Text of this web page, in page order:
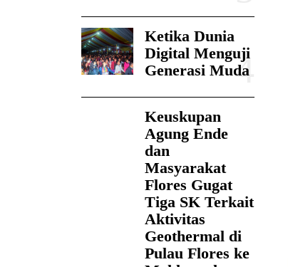
Ketika Dunia
Digital Menguji
Generasi Muda
Keuskupan
Agung Ende
dan
Masyarakat
Flores Gugat
Tiga SK Terkait
Aktivitas
Geothermal di
Pulau Flores ke